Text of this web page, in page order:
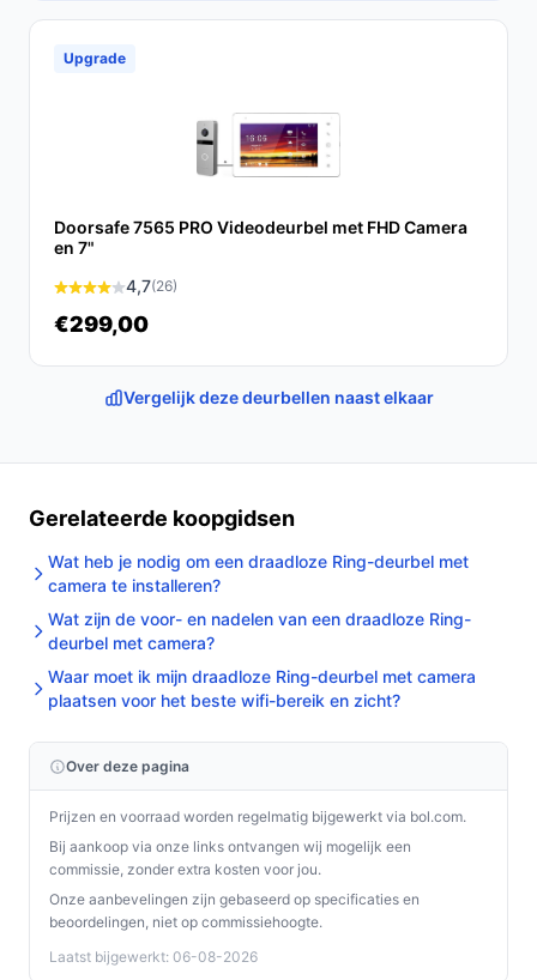
past bij jouw behoeften!
Upgrade
Doorsafe 7565 PRO Videodeurbel met FHD Camera
en 7"
4,7(26)
€299,00
Vergelijk deze deurbellen naast elkaar
Gerelateerde koopgidsen
Wat heb je nodig om een draadloze Ring-deurbel met
camera te installeren?
Wat zijn de voor- en nadelen van een draadloze Ring-
deurbel met camera?
Waar moet ik mijn draadloze Ring-deurbel met camera
plaatsen voor het beste wifi-bereik en zicht?
Over deze pagina
Prijzen en voorraad worden regelmatig bijgewerkt via bol.com.
Bij aankoop via onze links ontvangen wij mogelijk een
commissie, zonder extra kosten voor jou.
Onze aanbevelingen zijn gebaseerd op specificaties en
beoordelingen, niet op commissiehoogte.
Laatst bijgewerkt: 06-08-2026